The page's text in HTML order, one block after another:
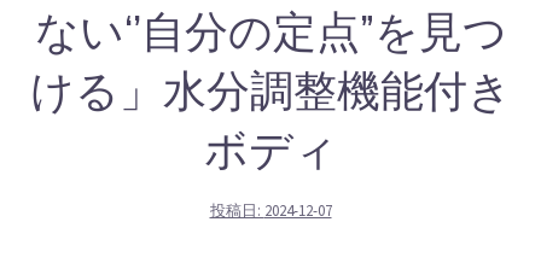
ない‘’自分の定点”を見つ
ける」水分調整機能付き
ボディ
投稿日: 2024-12-07